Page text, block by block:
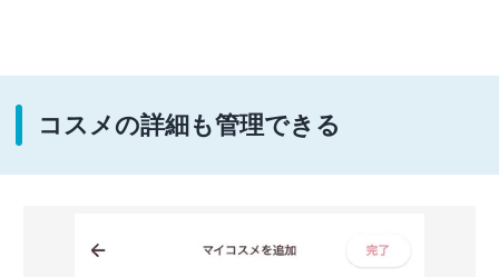
コスメの詳細も管理できる